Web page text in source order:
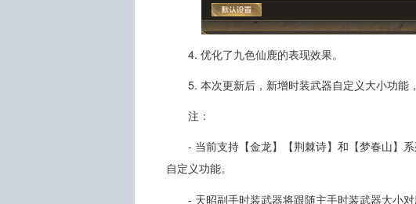
4. 优化了九色仙鹿的表现效果。
5. 本次更新后，新增时装武器自定义大小功能
注：
- 当前支持【金龙】【荆棘诗】和【梦春山】
自定义功能。
- 天昭副手时装武器将跟随主手时装武器大小对